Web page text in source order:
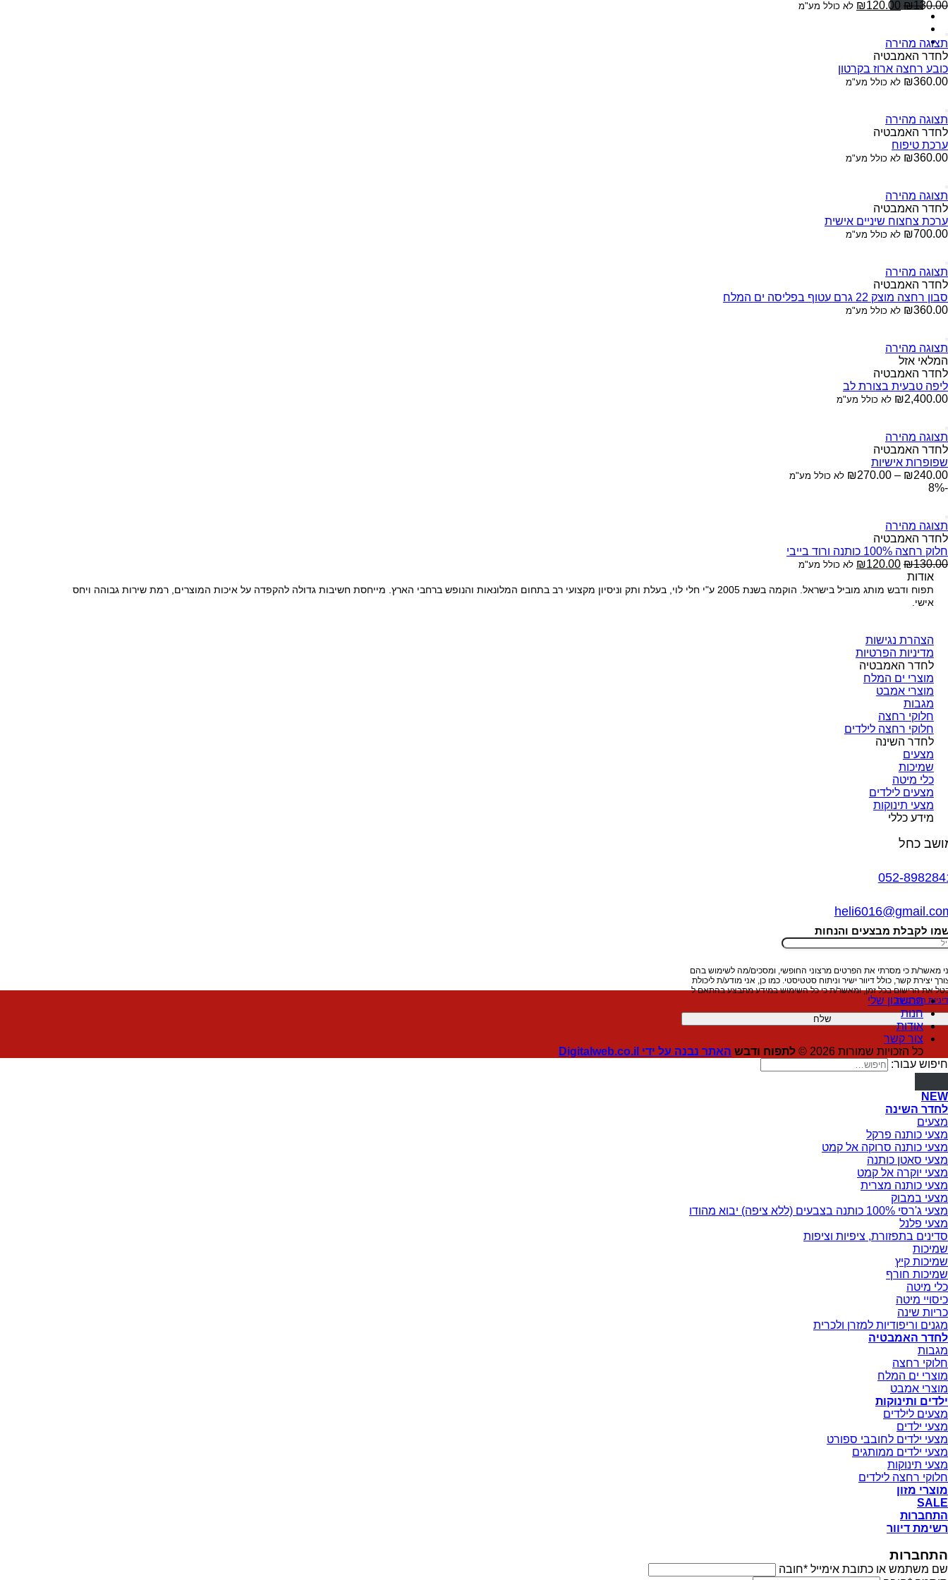
₪130.00
₪120.00 לא כולל מע"מ
תצוגה מהירה
לחדר האמבטיה
כובע רחצה ארוז בקרטון
₪360.00 לא כולל מע"מ
תצוגה מהירה
לחדר האמבטיה
ערכת טיפוח
₪360.00 לא כולל מע"מ
תצוגה מהירה
לחדר האמבטיה
ערכת צחצוח שיניים אישית
₪700.00 לא כולל מע"מ
תצוגה מהירה
לחדר האמבטיה
סבון רחצה מוצק 22 גרם עטוף בפליסה ים המלח
₪360.00 לא כולל מע"מ
תצוגה מהירה
המלאי אזל
לחדר האמבטיה
ליפה טבעית בצורת לב
₪2,400.00 לא כולל מע"מ
תצוגה מהירה
לחדר האמבטיה
שפופרות אישיות
₪240.00
–
₪270.00 לא כולל מע"מ
-8%
תצוגה מהירה
לחדר האמבטיה
חלוק רחצה 100% כותנה ורוד בייבי
₪130.00
₪120.00 לא כולל מע"מ
אודות
תפוח ודבש מותג מוביל בישראל.
הוקמה בשנת 2005 ע"י חלי לוי, בעלת ותק וניסיון מקצועי רב בתחום המלונאות והנופש ברחבי הארץ. מייחסת חשיבות גדולה להקפדה על איכות המוצרים, רמת שירות גבוהה ויחס
אישי.
הצהרת נגישות
מדיניות הפרטיות
לחדר האמבטיה
מוצרי ים המלח
מוצרי אמבט
מגבות
חלוקי רחצה
חלוקי רחצה לילדים
לחדר השינה
מצעים
שמיכות
כלי מיטה
מצעים לילדים
מצעי תינוקות
מידע כללי
כחל
052-
לקבלת מבצעים והנחות
מאשר/ת כי מסרתי את הפרטים מרצוני החופשי, ומסכים/מה לשימוש בהם
יצירת קשר, כולל דיוור ישיר וניתוח סטטיסטי. כמו כן, אני מודע/ת ליכולת
את הרישום בכל זמן, ומאשר/ת כי כל השימוש במידע מתבצע בהתאם ל
הפרטיות.
החשבון שלי
חנות
אודות
צור קשר
כל הזכויות שמורות 2026 ©
לתפוח ודבש האתר נבנה על ידי Digitalweb.co.il
חיפוש עבור:
NEW
לחדר השינה
מצעים
מצעי כותנה פרקל
מצעי כותנה סרוקה אל קמט
מצעי סאטן כותנה
מצעי יוקרה אל קמט
מצעי כותנה מצרית
מצעי במבוק
מצעי ג'רסי 100% כותנה בצבעים (ללא ציפה) יבוא מהודו
מצעי פלנל
סדינים בתפזורת, ציפיות וציפות
שמיכות
שמיכות קיץ
שמיכות חורף
כלי מיטה
כיסויי מיטה
כריות שינה
מגנים וריפודיות למזרן ולכרית
לחדר האמבטיה
מגבות
חלוקי רחצה
מוצרי ים המלח
מוצרי אמבט
ילדים ותינוקות
מצעים לילדים
מצעי ילדים
מצעי ילדים לחובבי ספורט
מצעי ילדים ממותגים
מצעי תינוקות
חלוקי רחצה לילדים
מוצרי מזון
SALE
התחברות
רשימת דיוור
התחברות
שם משתמש או כתובת אימייל *חובה